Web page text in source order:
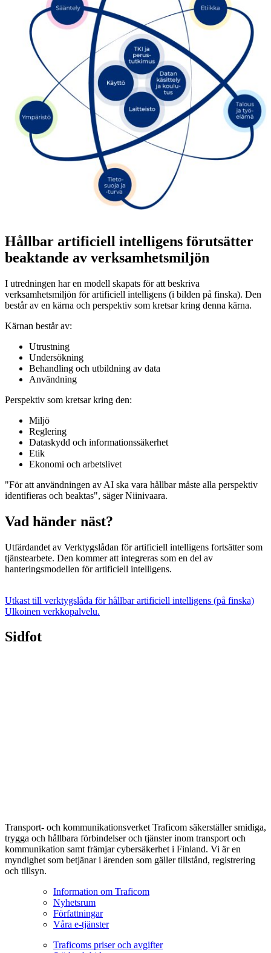
Hållbar artificiell intelligens förutsätter
beaktande av verksamhetsmiljön
I utredningen har en modell skapats för att beskriva
verksamhetsmiljön för artificiell intelligens (i bilden på finska). Den
består av en kärna och perspektiv som kretsar kring denna kärna.
Kärnan består av:
Utrustning
Undersökning
Behandling och utbildning av data
Användning
Perspektiv som kretsar kring den:
Miljö
Reglering
Dataskydd och informationssäkerhet
Etik
Ekonomi och arbetslivet
"För att användningen av AI ska vara hållbar måste alla perspektiv
identifieras och beaktas", säger Niinivaara.
Vad händer näst?
Utfärdandet av Verktygslådan för artificiell intelligens fortsätter som
tjänstearbete. Den kommer att integreras som en del av
hanteringsmodellen för artificiell intelligens.
Utkast till verktygslåda för hållbar artificiell intelligens (på finska)
Ulkoinen verkkopalvelu.
Sidfot
Transport- och kommunikationsverket Traficom säkerställer smidiga,
trygga och hållbara förbindelser och tjänster inom transport och
kommunikation samt främjar cybersäkerhet i Finland. Vi är en
myndighet som betjänar i ärenden som gäller tillstånd, registrering
och tillsyn.
Information om Traficom
Nyhetsrum
Författningar
Våra e-tjänster
Traficoms priser och avgifter